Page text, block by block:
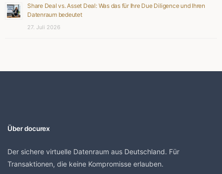
Share Deal vs. Asset Deal: Was das für Ihre Due Diligence und Ihren
Datenraum bedeutet
27. Juli 2026
Über docurex
Der sichere virtuelle Datenraum aus Deutschland. Für
Transaktionen, die keine Kompromisse erlauben.